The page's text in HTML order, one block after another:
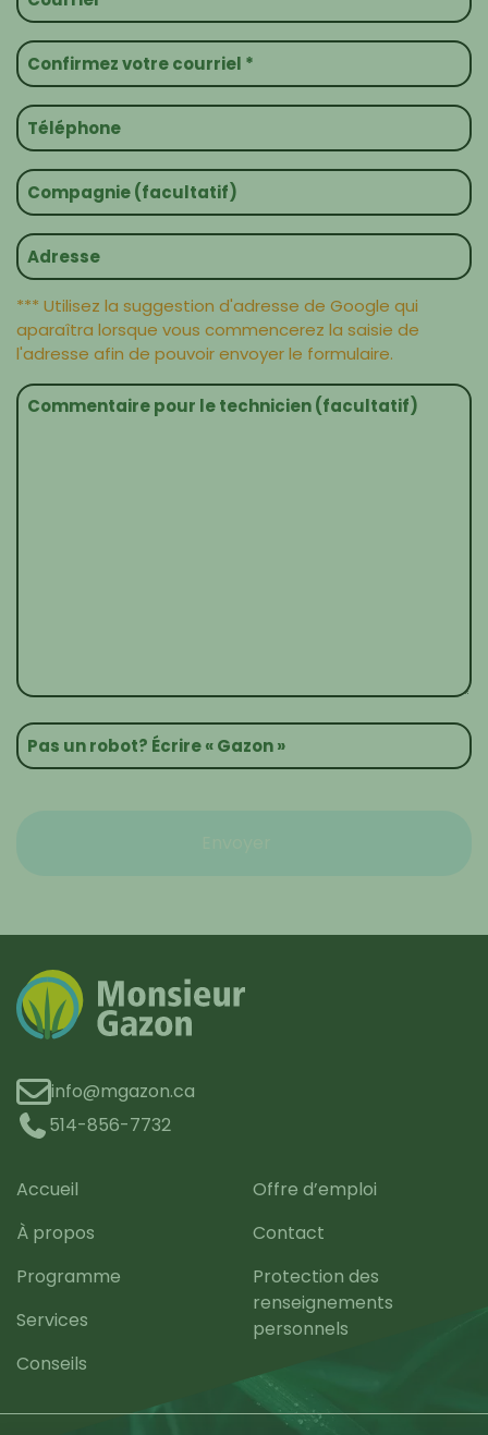
*** Utilisez la suggestion d'adresse de Google qui
aparaîtra lorsque vous commencerez la saisie de
l'adresse afin de pouvoir envoyer le formulaire.
info@mgazon.ca
514-856-7732
Accueil
À propos
Programme
Services
Conseils
Offre d’emploi
Contact
Protection des
renseignements
personnels